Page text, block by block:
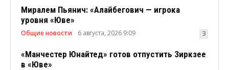
Миралем Пьянич: «Алайбегович — игрока
уровня «Юве»
Общие новости 6 августа, 2026 9:09 3
«Манчестер Юнайтед» готов отпустить Зиркзее
в «Юве»